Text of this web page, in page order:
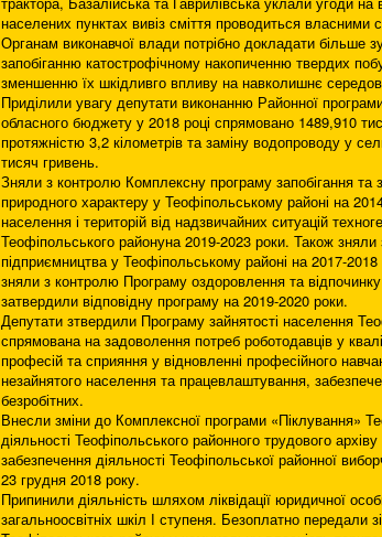
населених пунктах вивіз сміття проводиться власними
Органам виконавчої влади потрібно докладати більше
запобіганню катострофічному накопиченню твердих
зменшенню їх шкідливго впливу на навколишнє
Приділили увагу депутати виконанню Районної
обласного бюджету у 2018 році спрямовано 1489,910
протяжністю 3,2 кілометрів та заміну водопроводу у
тисяч гривень.
Зняли з контролю Комплексну програму запобігання
природного характеру у Теофіпольському районі на
населення і територій від надзвичайних ситуацій
Теофіпольського районуна 2019-2023 роки. Також
підприємництва у Теофіпольському районі на 2017-
зняли з контролю Програму оздоровлення та
затвердили відповідну програму на 2019-2020 роки.
Депутати зтвердили Програму зайнятості населення
спрямована на задоволення потреб роботодавців у
професій та сприяння у відновленні професійного
незайнятого населення та працевлаштування,
безробітних.
Внесли зміни до Комплексної програми «Піклування»
діяльності Теофіпольського районного трудового
забезпечення діяльності Теофіпольської районної
23 грудня 2018 року.
Припинили діяльність шляхом ліквідації юридичної
загальноосвітніх шкіл І ступеня. Безоплатно передали